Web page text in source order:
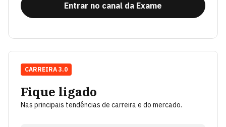
Entrar no canal da Exame
Fique ligado
Nas principais tendências de carreira e do mercado.
CARREIRA 3.0